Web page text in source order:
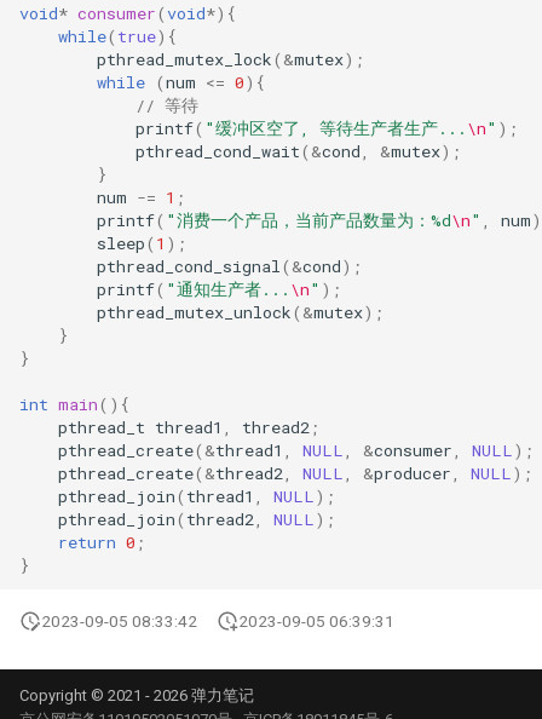
协程
通道缓冲
通道同步
通道选择器
超时处理
通道的关闭
通道遍历
void* consumer(void*){
while( true){
pthread_mutex_lock( &mutex);
while (num <= 0){
// 等待
printf( "缓冲区空了, 等待生产者生产... \n" );
pthread_cond_wait( &cond &mutex);
}
num -= 1 ;
printf( "消费一个产品，当前产品数量为：%d\n" num
sleep( 1 );
pthread_cond_signal ( &cond);
printf( "通知生产者... \n" );
pthread_mutex_unlock( &mutex);
}
}
int main(){
pthread_t thread1 thread2 ;
pthread_create( &thread1 NULL &consumer NULL );
pthread_create( &thread2 NULL &producer NULL );
pthread_join( thread1 NULL );
pthread_join( thread2 NULL );
return 0 ;
}
2023-09-05 08:33:42 2023-09-05 06:39:31
Copyright © 2021 - 2026 弹力笔记